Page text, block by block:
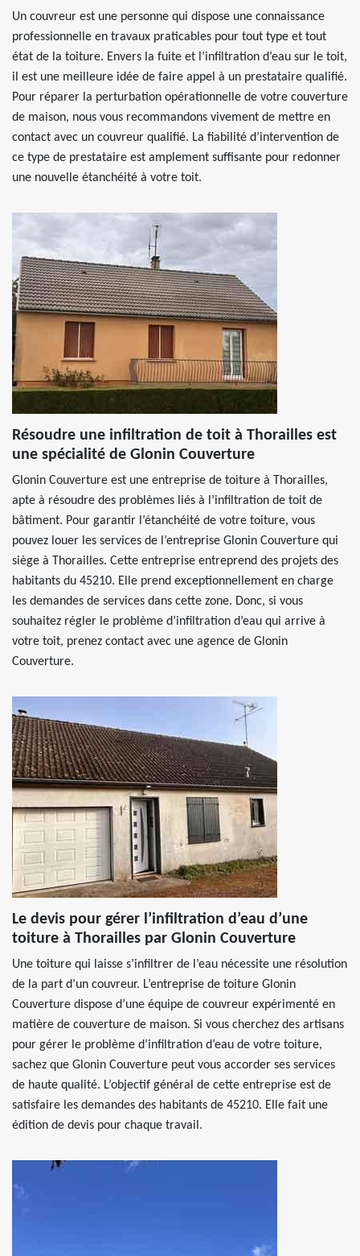
Un couvreur est une personne qui dispose une connaissance
professionnelle en travaux praticables pour tout type et tout
état de la toiture. Envers la fuite et l’infiltration d’eau sur le toit,
il est une meilleure idée de faire appel à un prestataire qualifié.
Pour réparer la perturbation opérationnelle de votre couverture
de maison, nous vous recommandons vivement de mettre en
contact avec un couvreur qualifié. La fiabilité d’intervention de
ce type de prestataire est amplement suffisante pour redonner
une nouvelle étanchéité à votre toit.
Résoudre une infiltration de toit à Thorailles est
une spécialité de Glonin Couverture
Glonin Couverture est une entreprise de toiture à Thorailles,
apte à résoudre des problèmes liés à l’infiltration de toit de
bâtiment. Pour garantir l’étanchéité de votre toiture, vous
pouvez louer les services de l’entreprise Glonin Couverture qui
siège à Thorailles. Cette entreprise entreprend des projets des
habitants du 45210. Elle prend exceptionnellement en charge
les demandes de services dans cette zone. Donc, si vous
souhaitez régler le problème d’infiltration d’eau qui arrive à
votre toit, prenez contact avec une agence de Glonin
Couverture.
Le devis pour gérer l’infiltration d’eau d’une
toiture à Thorailles par Glonin Couverture
Une toiture qui laisse s’infiltrer de l’eau nécessite une résolution
de la part d’un couvreur. L’entreprise de toiture Glonin
Couverture dispose d’une équipe de couvreur expérimenté en
matière de couverture de maison. Si vous cherchez des artisans
pour gérer le problème d’infiltration d’eau de votre toiture,
sachez que Glonin Couverture peut vous accorder ses services
de haute qualité. L’objectif général de cette entreprise est de
satisfaire les demandes des habitants de 45210. Elle fait une
édition de devis pour chaque travail.